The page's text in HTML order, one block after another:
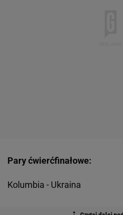
Pary ćwierćfinałowe:
Kolumbia - Ukraina